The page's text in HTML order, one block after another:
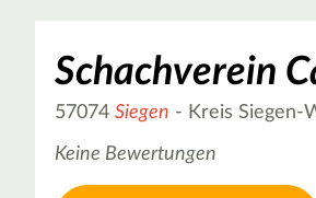
Schachverein
57074 Siegen - Kreis Siegen-
Keine Bewertungen